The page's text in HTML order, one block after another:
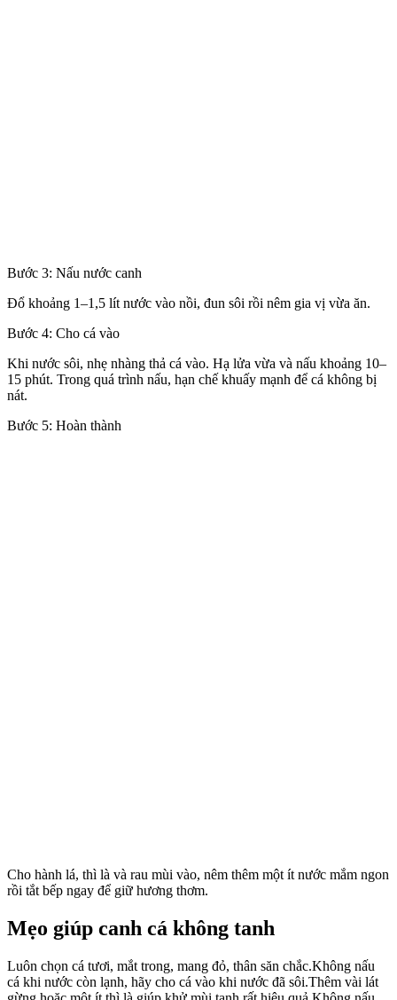
Bước 3: Nấu nước canh
Đổ khoảng 1–1,5 lít nước vào nồi, đun sôi rồi nêm gia vị vừa ăn.
Bước 4: Cho cá vào
Khi nước sôi, nhẹ nhàng thả cá vào. Hạ lửa vừa và nấu khoảng 10–
15 phút. Trong quá trình nấu, hạn chế khuấy mạnh để cá không bị
nát.
Bước 5: Hoàn thành
Cho hành lá, thì là và rau mùi vào, nêm thêm một ít nước mắm ngon
rồi tắt bếp ngay để giữ hương thơm.
Mẹo giúp canh cá không tanh
Luôn chọn cá tươi, mắt trong, mang đỏ, thân săn chắc.Không nấu
cá khi nước còn lạnh, hãy cho cá vào khi nước đã sôi.Thêm vài lát